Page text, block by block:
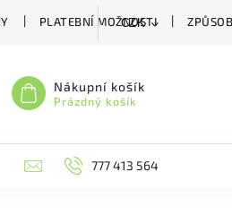
PLATEBNÍ MOŽNOSTI
CZK
Nákupní košík
Prázdný košík
BIOAGENS777 413 564